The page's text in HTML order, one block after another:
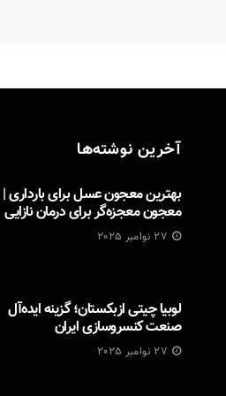
آخرین نوشته‌ها
بهترین معجون عسل برای بارداری |
معجون معجزه‌گر برای درمان نازایی
27 نوامبر 2025
لوبیا چیتی ازبکستان؛ گزینه ایده‌آل
صنعت کنسروسازی ایران
27 نوامبر 2025